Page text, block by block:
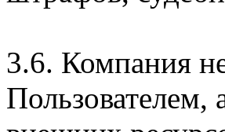
3.6. Компания
Пользователем,